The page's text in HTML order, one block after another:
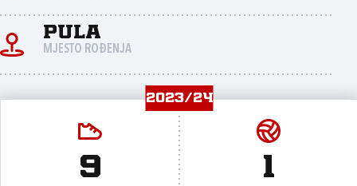
Pula
MJESTO ROĐENJA
2023/24
9 1